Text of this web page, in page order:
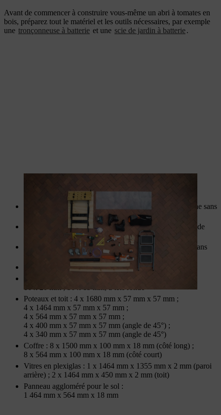
Avant de commencer à construire vous-même un abri à tomates en
bois, préparez tout le matériel et les outils nécessaires, par exemple
une tronçonneuse à batterie et une scie de jardin à batterie.
Bâche : 1 x 2 500 mm x 1 500 mm, caoutchouc ou bâche sans
Tuyau en vinyle (tuyau PVC), 10 mm de diamètre, 1 m de
4 roues pivotantes, 50 mm de diamètre, 2 avec frein, 2 sans
Poteaux et toit : 4 x 1680 mm x 57 mm x 57 mm ;
4 x 1464 mm x 57 mm x 57 mm ;
4 x 564 mm x 57 mm x 57 mm ;
4 x 400 mm x 57 mm x 57 mm (angle de 45°) ;
4 x 340 mm x 57 mm x 57 mm (angle de 45°)
Coffre : 8 x 1500 mm x 100 mm x 18 mm (côté long) ;
8 x 564 mm x 100 mm x 18 mm (côté court)
Vitres en plexiglas : 1 x 1464 mm x 1355 mm x 2 mm (paroi
arrière) ; 2 x 1464 mm x 450 mm x 2 mm (toit)
Panneau aggloméré pour le sol :
1 464 mm x 564 mm x 18 mm